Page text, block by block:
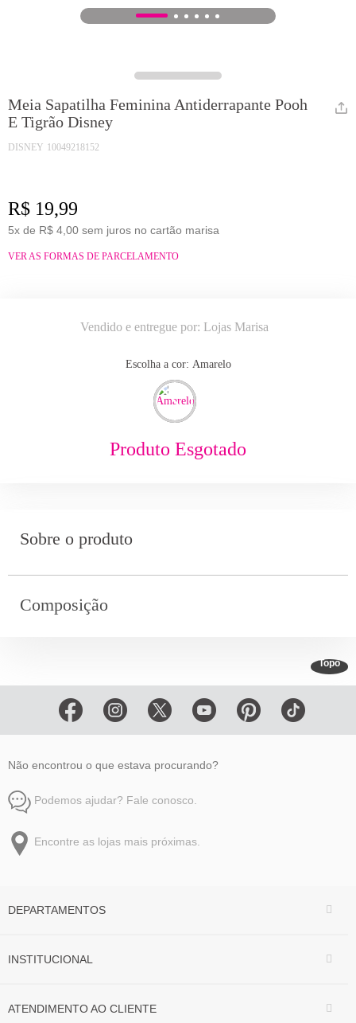
1 2 3 4 5 6
Meia Sapatilha Feminina Antiderrapante Pooh
E Tigrão Disney
DISNEY 10049218152
R$ 19,99
5x de R$ 4,00 sem juros no cartão marisa
VER AS FORMAS DE PARCELAMENTO
Vendido e entregue por: Lojas Marisa
Escolha a cor: amarelo
Produto Esgotado
Sobre o produto
Composição
Topo
Não encontrou o que estava procurando?
Podemos ajudar? Fale conosco.
Encontre as lojas mais próximas.
DEPARTAMENTOS
INSTITUCIONAL
ATENDIMENTO AO CLIENTE